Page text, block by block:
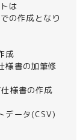
は
の作成となり
成
様書の加筆修
様書の作成
データ(CSV)